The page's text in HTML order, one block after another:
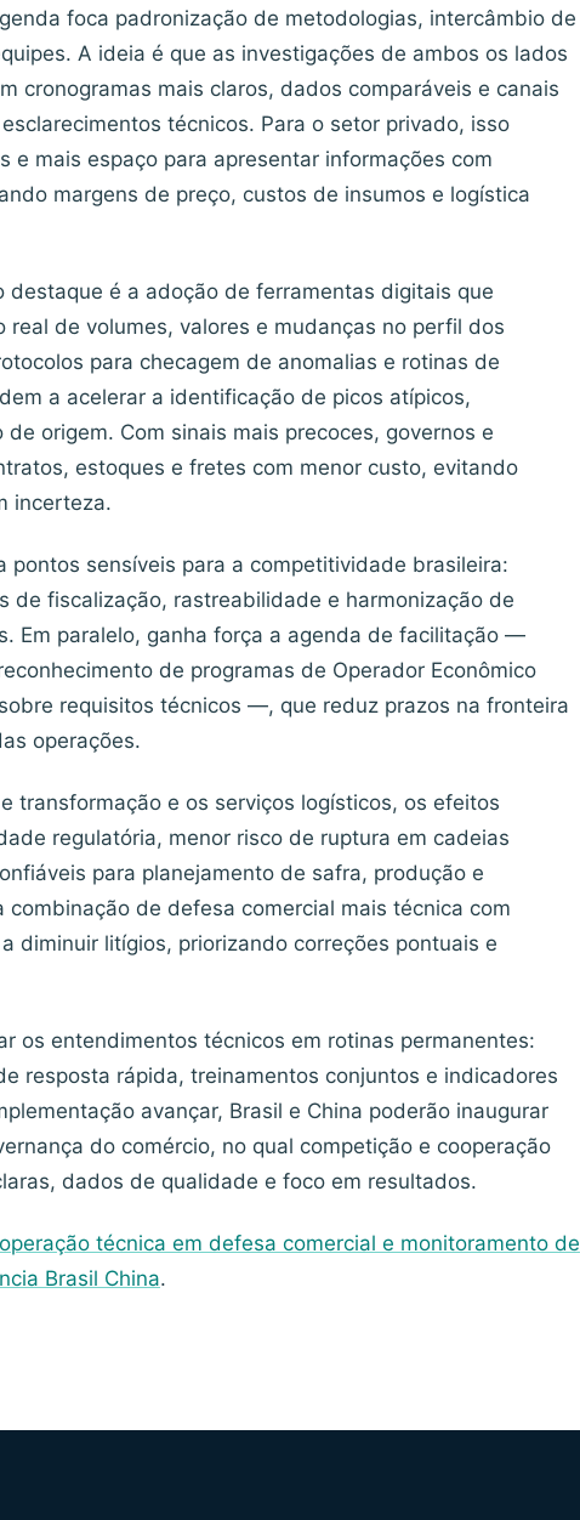
foca padronização de metodologias, intercâmbio de
A ideia é que as investigações de ambos os lados
cronogramas mais claros, dados comparáveis e canais
técnicos. Para o setor privado, isso
e mais espaço para apresentar informações com
margens de preço, custos de insumos e logística
é a adoção de ferramentas digitais que
real de volumes, valores e mudanças no perfil dos
para checagem de anomalias e rotinas de
a acelerar a identificação de picos atípicos,
origem. Com sinais mais precoces, governos e
estoques e fretes com menor custo, evitando
incerteza.
pontos sensíveis para a competitividade brasileira:
de fiscalização, rastreabilidade e harmonização de
Em paralelo, ganha força a agenda de facilitação —
de programas de Operador Econômico
requisitos técnicos —, que reduz prazos na fronteira
operações.
transformação e os serviços logísticos, os efeitos
regulatória, menor risco de ruptura em cadeias
para planejamento de safra, produção e
de defesa comercial mais técnica com
diminuir litígios, priorizando correções pontuais e
os entendimentos técnicos em rotinas permanentes:
resposta rápida, treinamentos conjuntos e indicadores
avançar, Brasil e China poderão inaugurar
do comércio, no qual competição e cooperação
dados de qualidade e foco em resultados.
técnica em defesa comercial e monitoramento de
Brasil China.